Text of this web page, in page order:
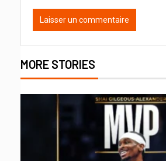
MORE STORIES